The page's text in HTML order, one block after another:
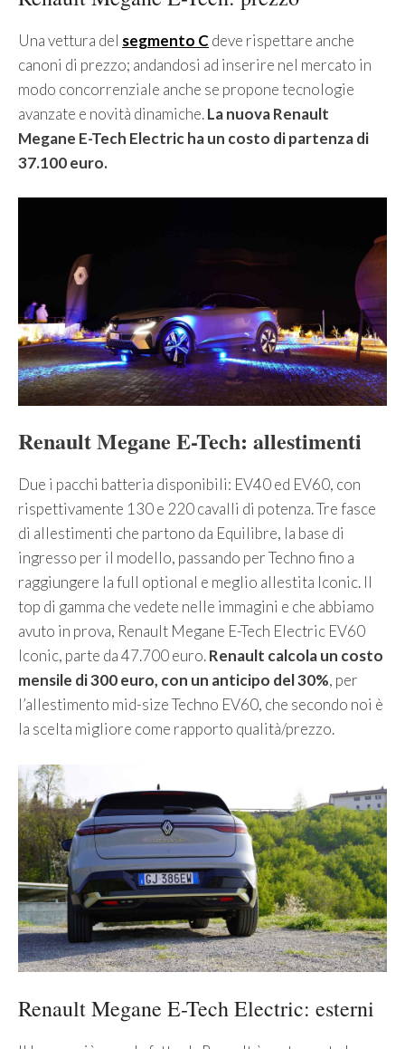
Una vettura del segmento C deve rispettare anche
canoni di prezzo; andandosi ad inserire nel mercato in
modo concorrenziale anche se propone tecnologie
avanzate e novità dinamiche.La nuova Renault
Megane E-Tech Electric ha un costo di partenza di
37.100 euro.
Renault Megane E-Tech: allestimenti
Due i pacchi batteria disponibili: EV40 ed EV60, con
rispettivamente 130 e 220 cavalli di potenza. Tre fasce
di allestimenti che partono da Equilibre, la base di
ingresso per il modello, passando per Techno fino a
raggiungere la full optional e meglio allestita Iconic. Il
top di gamma che vedete nelle immagini e che abbiamo
avuto in prova, Renault Megane E-Tech Electric EV60
Iconic, parte da 47.700 euro.Renault calcola un costo
mensile di 300 euro, con un anticipo del 30%, per
l’allestimento mid-size Techno EV60, che secondo noi è
la scelta migliore come rapporto qualità/prezzo.
Renault Megane E-Tech Electric: esterni